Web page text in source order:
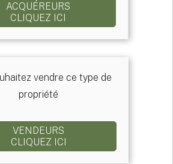
ACQUÉREURS
CLIQUEZ ICI
vendre ce type de
propriété
VENDEURS
CLIQUEZ ICI